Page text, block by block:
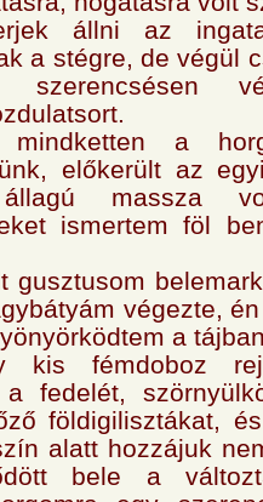
állni az
a stégre, de végül
a
előkerült az
állagú
ismertem föl
gusztusom
végezte,
a
kis fémdoboz
a fedelét,
földigilisztákat,
alatt hozzájuk
bele a